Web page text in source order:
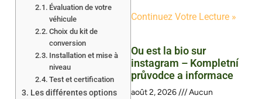
Évaluation de votre
véhicule
Choix du kit de
conversion
Installation et mise à
niveau
Test et certification
Les différentes options
Continuez Votre Lecture »
Ou est la bio sur
instagram – Kompletní
průvodce a informace
août 2, 2026
Aucun